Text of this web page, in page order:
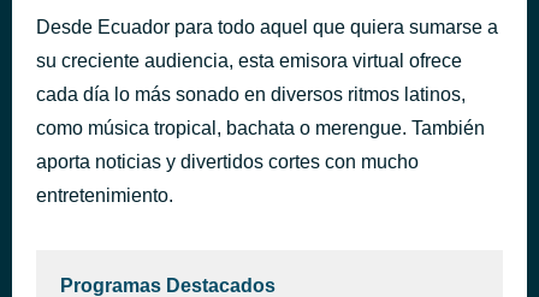
2
MIX COMERCIAL REGULAR 2025
Ya Te Olvide [COROURBANO.COM] - Frank Reyes - Ya Te Olvide [COROURBANO.COM]
hace 44 minutos
Desde Ecuador para todo aquel que quiera sumarse a
su creciente audiencia, esta emisora virtual ofrece
cada día lo más sonado en diversos ritmos latinos,
como música tropical, bachata o merengue. También
aporta noticias y divertidos cortes con mucho
entretenimiento.
Programas Destacados